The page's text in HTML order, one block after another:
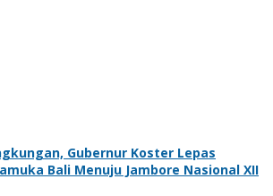
Gubernur Koster Lepas
Bali Menuju Jambore Nasional XII